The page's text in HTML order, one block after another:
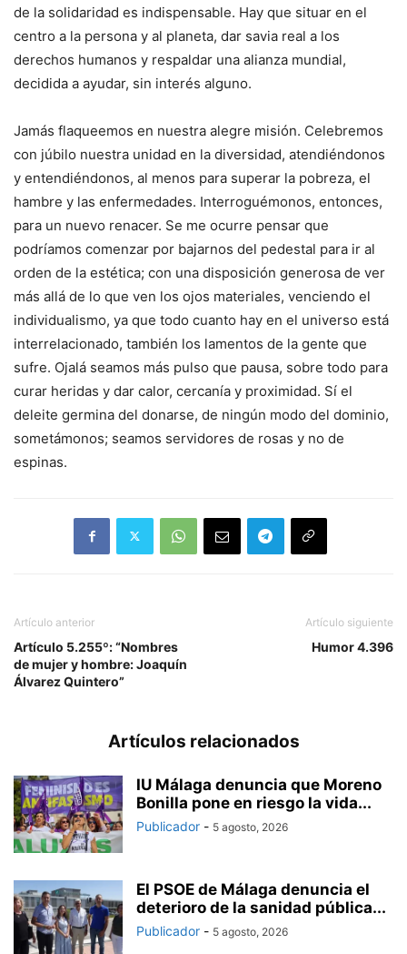
de la solidaridad es indispensable. Hay que situar en el
centro a la persona y al planeta, dar savia real a los
derechos humanos y respaldar una alianza mundial,
decidida a ayudar, sin interés alguno.
Jamás flaqueemos en nuestra alegre misión. Celebremos
con júbilo nuestra unidad en la diversidad, atendiéndonos
y entendiéndonos, al menos para superar la pobreza, el
hambre y las enfermedades. Interroguémonos, entonces,
para un nuevo renacer. Se me ocurre pensar que
podríamos comenzar por bajarnos del pedestal para ir al
orden de la estética; con una disposición generosa de ver
más allá de lo que ven los ojos materiales, venciendo el
individualismo, ya que todo cuanto hay en el universo está
interrelacionado, también los lamentos de la gente que
sufre. Ojalá seamos más pulso que pausa, sobre todo para
curar heridas y dar calor, cercanía y proximidad. Sí el
deleite germina del donarse, de ningún modo del dominio,
sometámonos; seamos servidores de rosas y no de
espinas.
Artículo anterior
Artículo 5.255º: “Nombres
de mujer y hombre: Joaquín
Álvarez Quintero”
Artículo siguiente
Humor 4.396
Artículos relacionados
IU Málaga denuncia que Moreno
Bonilla pone en riesgo la vida...
Publicador - 5 agosto, 2026
El PSOE de Málaga denuncia el
deterioro de la sanidad pública...
Publicador - 5 agosto, 2026